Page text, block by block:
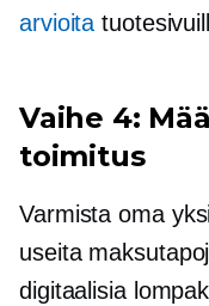
arvioita
Vaihe 4:
toimitus
Varmista oma
useita
digitaalisia